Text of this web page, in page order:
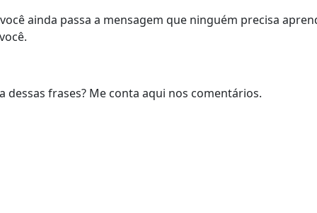
ainda passa a mensagem que ninguém precisa
dessas frases? Me conta aqui nos comentários.